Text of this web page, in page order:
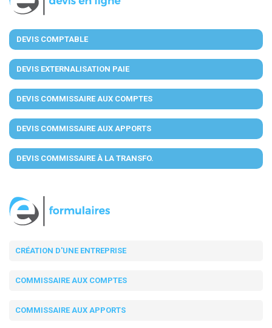
DEVIS COMPTABLE
DEVIS EXTERNALISATION PAIE
DEVIS COMMISSAIRE AUX COMPTES
DEVIS COMMISSAIRE AUX APPORTS
DEVIS COMMISSAIRE À LA TRANSFO.
CRÉATION D'UNE ENTREPRISE
COMMISSAIRE AUX COMPTES
COMMISSAIRE AUX APPORTS